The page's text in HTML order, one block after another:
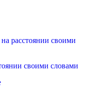
своими словами